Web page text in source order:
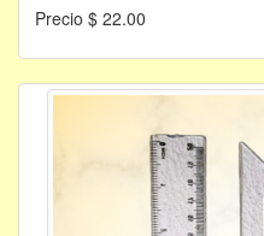
Precio $ 22.00